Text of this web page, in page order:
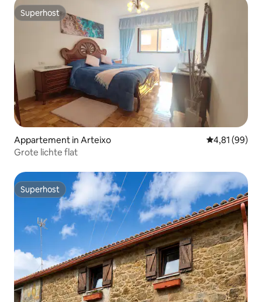
Superhost
Superhost
Appartement in Arteixo Gemiddelde
4,81 (99)
Grote lichte flat
Superhost
Superhost